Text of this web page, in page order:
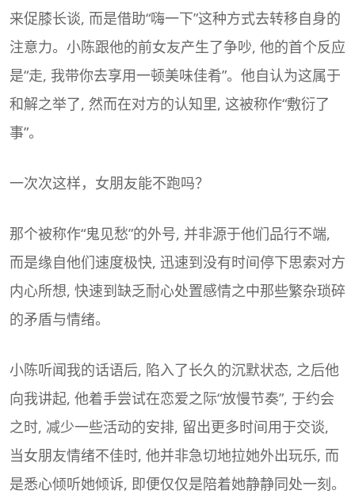
来促膝长谈, 而是借助“嗨一下”这种方式去转移自身的
注意力。小陈跟他的前女友产生了争吵, 他的首个反应
是“走, 我带你去享用一顿美味佳肴”。他自认为这属于
和解之举了, 然而在对方的认知里, 这被称作“敷衍了
事”。
一次次这样，女朋友能不跑吗？
那个被称作“鬼见愁”的外号, 并非源于他们品行不端,
而是缘自他们速度极快, 迅速到没有时间停下思索对方
内心所想, 快速到缺乏耐心处置感情之中那些繁杂琐碎
的矛盾与情绪。
小陈听闻我的话语后, 陷入了长久的沉默状态, 之后他
向我讲起, 他着手尝试在恋爱之际“放慢节奏”, 于约会
之时, 减少一些活动的安排, 留出更多时间用于交谈,
当女朋友情绪不佳时, 他并非急切地拉她外出玩乐, 而
是悉心倾听她倾诉, 即便仅仅是陪着她静静同处一刻。